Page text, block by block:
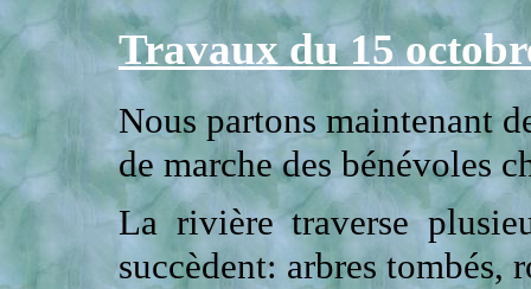
Travaux du 15
Nous partons maintenant
de marche des bénévoles
La rivière traverse
succèdent: arbres tombés,